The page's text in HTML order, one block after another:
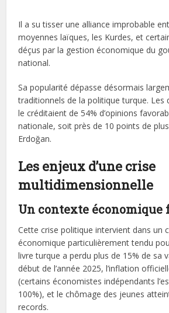
Il a su tisser une alliance improbable
moyennes laïques, les Kurdes, et
déçus par la gestion économique du
national.
Sa popularité dépasse désormais
traditionnels de la politique turque. Les
le créditaient de 54% d’opinions
nationale, soit près de 10 points de
Erdoğan.
Les enjeux d’une crise
multidimensionnelle
Un contexte économique
Cette crise politique intervient dans un
économique particulièrement tendu
livre turque a perdu plus de 15% de sa
début de l’année 2025, l’inflation
(certains économistes indépendants
100%), et le chômage des jeunes
records.